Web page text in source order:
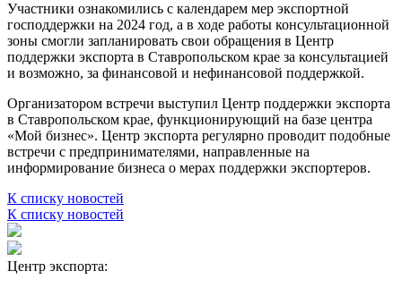
Участники ознакомились с календарем мер экспортной
господдержки на 2024 год, а в ходе работы консультационной
зоны смогли запланировать свои обращения в Центр
поддержки экспорта в Ставропольском крае за консультацией
и возможно, за финансовой и нефинансовой поддержкой.
Организатором встречи выступил Центр поддержки экспорта
в Ставропольском крае, функционирующий на базе центра
«Мой бизнес». Центр экспорта регулярно проводит подобные
встречи с предпринимателями, направленные на
информирование бизнеса о мерах поддержки экспортеров.
К списку новостей
К списку новостей
Центр экспорта: